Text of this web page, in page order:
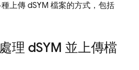
上傳 dSYM 檔案的方式，包括
理 dSYM 並上傳檔